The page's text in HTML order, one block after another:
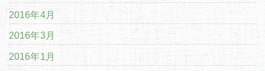
2016年4月
2016年3月
2016年1月